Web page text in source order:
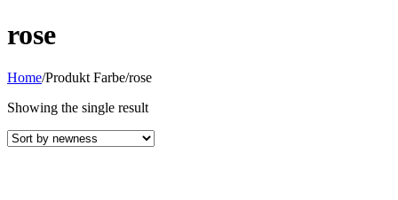
rose
Home/Produkt Farbe/rose
Showing the single result